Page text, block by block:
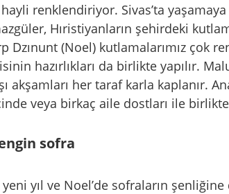
hayli renklendiriyor. Sivas’ta
Hıristiyanların şehirdeki
Dzınunt (Noel) kutlamalarımız çok
hazırlıkları da birlikte yapılır.
akşamları her taraf karla kaplanır.
veya birkaç aile dostları ile birlikte
sofra
yıl ve Noel’de sofraların